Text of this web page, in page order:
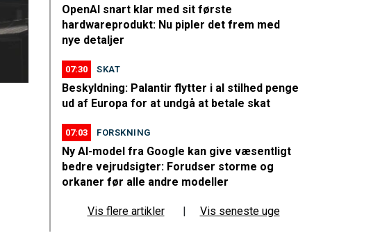
OpenAI snart klar med sit første
hardwareprodukt: Nu pipler det frem med
nye detaljer
07:30 SKAT
Beskyldning: Palantir flytter i al stilhed penge
ud af Europa for at undgå at betale skat
07:03 FORSKNING
Ny AI-model fra Google kan give væsentligt
bedre vejrudsigter: Forudser storme og
orkaner før alle andre modeller
Vis flere artikler | Vis seneste uge